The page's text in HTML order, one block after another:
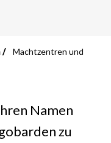
Machtzentren und
Namen
zu